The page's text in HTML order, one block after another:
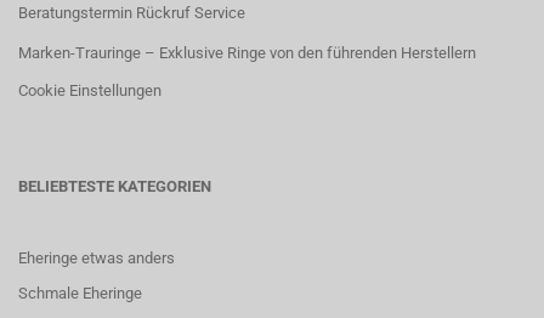
Beratungstermin Rückruf Service
Marken-Trauringe – Exklusive Ringe von den führenden Herstellern
Cookie Einstellungen
BELIEBTESTE KATEGORIEN
Eheringe etwas anders
Schmale Eheringe